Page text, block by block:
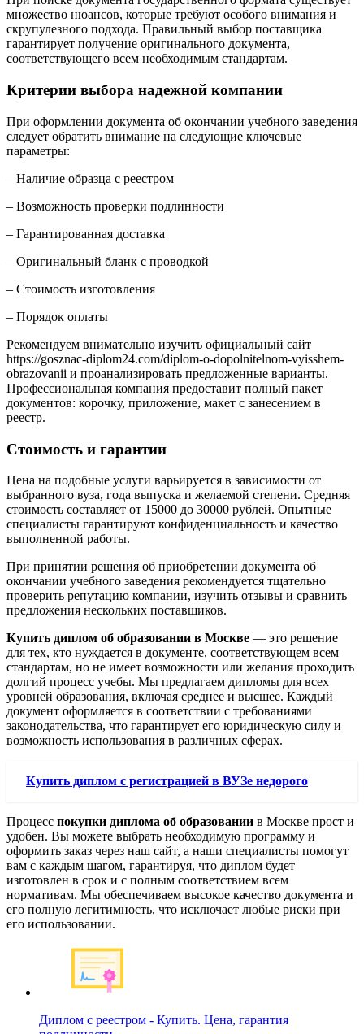
множество нюансов, которые требуют особого внимания и
скрупулезного подхода. Правильный выбор поставщика
гарантирует получение оригинального документа,
соответствующего всем необходимым стандартам.
Критерии выбора надежной компании
При оформлении документа об окончании учебного заведения
следует обратить внимание на следующие ключевые
параметры:
– Наличие образца с реестром
– Возможность проверки подлинности
– Гарантированная доставка
– Оригинальный бланк с проводкой
– Стоимость изготовления
– Порядок оплаты
Рекомендуем внимательно изучить официальный сайт
https://gosznac-diplom24.com/diplom-o-dopolnitelnom-vyisshem-
obrazovanii и проанализировать предложенные варианты.
Профессиональная компания предоставит полный пакет
документов: корочку, приложение, макет с занесением в
реестр.
Стоимость и гарантии
Цена на подобные услуги варьируется в зависимости от
выбранного вуза, года выпуска и желаемой степени. Средняя
стоимость составляет от 15000 до 30000 рублей. Опытные
специалисты гарантируют конфиденциальность и качество
выполненной работы.
При принятии решения об приобретении документа об
окончании учебного заведения рекомендуется тщательно
проверить репутацию компании, изучить отзывы и сравнить
предложения нескольких поставщиков.
Купить диплом об образовании в Москве — это решение
для тех, кто нуждается в документе, соответствующем всем
стандартам, но не имеет возможности или желания проходить
долгий процесс учебы. Мы предлагаем дипломы для всех
уровней образования, включая среднее и высшее. Каждый
документ оформляется в соответствии с требованиями
законодательства, что гарантирует его юридическую силу и
возможность использования в различных сферах.
Купить диплом с регистрацией в ВУЗе недорого
Процесс покупки диплома об образовании в Москве прост и
удобен. Вы можете выбрать необходимую программу и
оформить заказ через наш сайт, а наши специалисты помогут
вам с каждым шагом, гарантируя, что диплом будет
изготовлен в срок и с полным соответствием всем
нормативам. Мы обеспечиваем высокое качество документа и
его полную легитимность, что исключает любые риски при
его использовании.
Диплом с реестром - Купить. Цена, гарантия